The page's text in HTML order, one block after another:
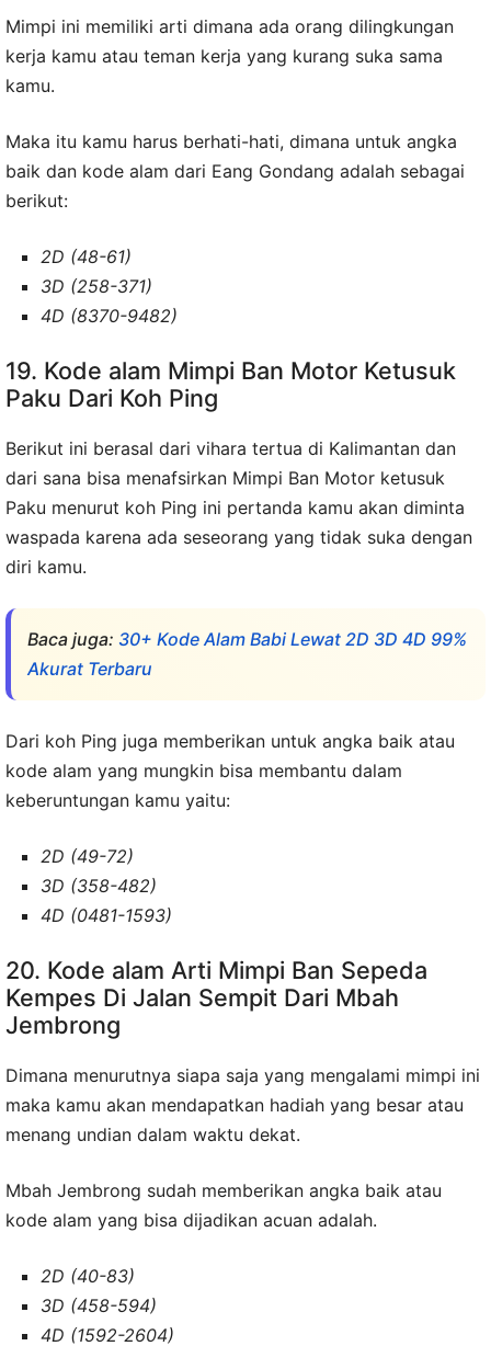
Mimpi ini memiliki arti dimana ada orang dilingkungan
kerja kamu atau teman kerja yang kurang suka sama
kamu.
Maka itu kamu harus berhati-hati, dimana untuk angka
baik dan kode alam dari Eang Gondang adalah sebagai
berikut:
2D (48-61)
3D (258-371)
4D (8370-9482)
19. Kode alam Mimpi Ban Motor Ketusuk
Paku Dari Koh Ping
Berikut ini berasal dari vihara tertua di Kalimantan dan
dari sana bisa menafsirkan Mimpi Ban Motor ketusuk
Paku menurut koh Ping ini pertanda kamu akan diminta
waspada karena ada seseorang yang tidak suka dengan
diri kamu.
Baca juga: 30+ Kode Alam Babi Lewat 2D 3D 4D 99%
Akurat Terbaru
Dari koh Ping juga memberikan untuk angka baik atau
kode alam yang mungkin bisa membantu dalam
keberuntungan kamu yaitu:
2D (49-72)
3D (358-482)
4D (0481-1593)
20. Kode alam Arti Mimpi Ban Sepeda
Kempes Di Jalan Sempit Dari Mbah
Jembrong
Dimana menurutnya siapa saja yang mengalami mimpi ini
maka kamu akan mendapatkan hadiah yang besar atau
menang undian dalam waktu dekat.
Mbah Jembrong sudah memberikan angka baik atau
kode alam yang bisa dijadikan acuan adalah.
2D (40-83)
3D (458-594)
4D (1592-2604)